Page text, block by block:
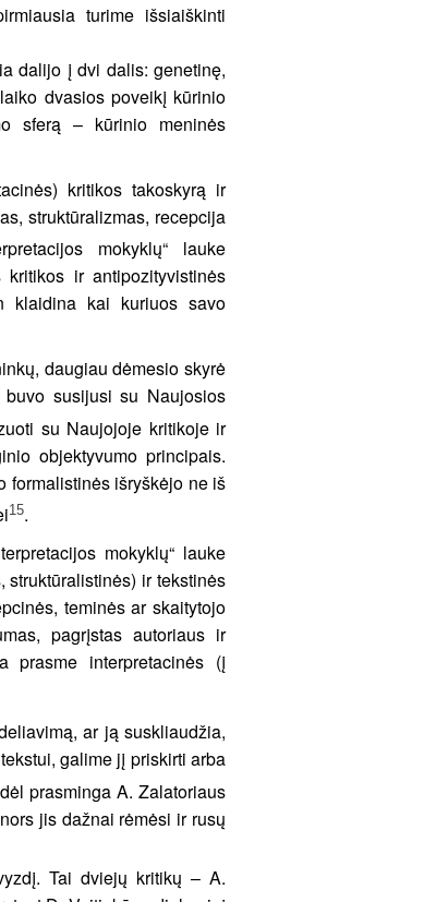
turime išsiaiškinti
dalijo į dvi dalis: genetinę,
dvasios poveikį kūrinio
sferą – kūrinio meninės
kritikos takoskyrą ir
struktūralizmas, recepcija
mokyklų“ lauke
kritikos ir antipozityvistinės
klaidina kai kuriuos savo
daugiau dėmesio skyrė
susijusi su Naujosios
su Naujojoje kritikoje ir
objektyvumo principais.
formalistinės išryškėjo ne iš
15.
mokyklų“ lauke
struktūralistinės) ir tekstinės
teminės ar skaitytojo
pagrįstas autoriaus ir
prasme interpretacinės (į
ar ją suskliaudžia,
galime jį priskirti arba
prasminga A. Zalatoriaus
jis dažnai rėmėsi ir rusų
Tai dviejų kritikų – A.